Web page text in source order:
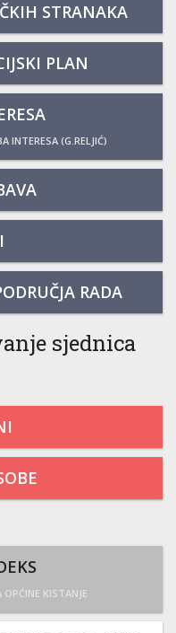
STRANAKA
PLAN
INTERESA (G.RELJIĆ)
RADA
sjednica
OPĆINE KISTANJE